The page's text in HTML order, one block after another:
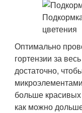
Оптимально
гортензии за
достаточно,
больше красивых
как можно